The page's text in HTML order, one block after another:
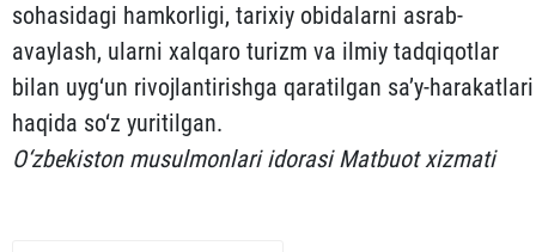
sohasidagi hamkorligi, tarixiy obidalarni asrab-
avaylash, ularni xalqaro turizm va ilmiy tadqiqotlar
bilan uyg‘un rivojlantirishga qaratilgan sa’y-harakatlari
haqida so‘z yuritilgan.
O‘zbekiston musulmonlari idorasi Matbuot xizmati